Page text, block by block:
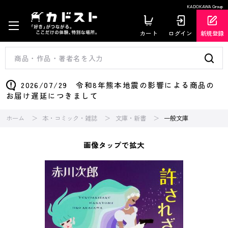
KADOKAWA Group
カート ログイン 新規登録
2026/07/29 令和8年熊本地震の影響による商品の
お届け遅延につきまして
ホーム 本・コミック・雑誌 文庫・新書 一般文庫
画像タップで拡大